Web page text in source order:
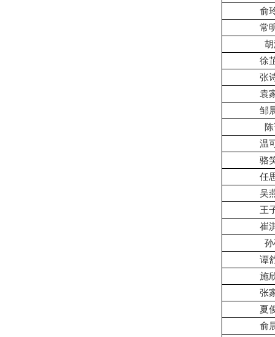
俞
常
徐
张
袁
邹
温
骆
任
吴
王
崔
谭
施
张
夏
俞